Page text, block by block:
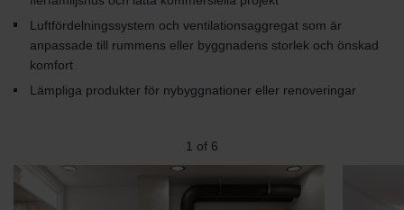
Luftfördelningssystem och ventilationsaggregat som är
anpassade till rummens eller byggnadens storlek och önskad
komfort
Lämpliga produkter för nybyggnationer eller renoveringar
1 of 6